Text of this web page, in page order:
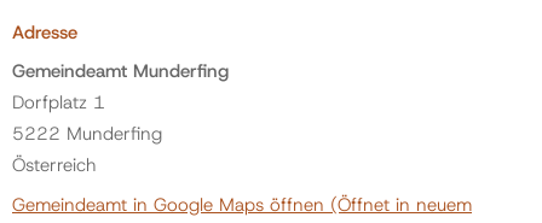
Adresse
Gemeindeamt Munderfing
Dorfplatz 1
5222 Munderfing
Österreich
Gemeindeamt in Google Maps öffnen (Öffnet in neuem